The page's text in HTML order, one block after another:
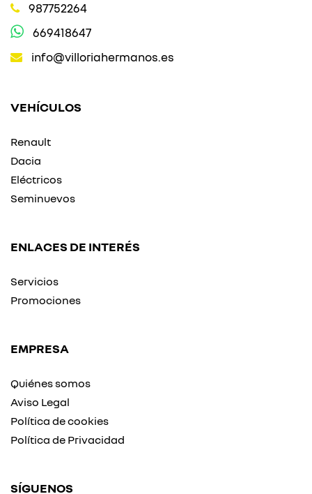
987752264
669418647
info@villoriahermanos.es
VEHÍCULOS
Renault
Dacia
Eléctricos
Seminuevos
ENLACES DE INTERÉS
Servicios
Promociones
EMPRESA
Quiénes somos
Aviso Legal
Política de cookies
Política de Privacidad
SÍGUENOS